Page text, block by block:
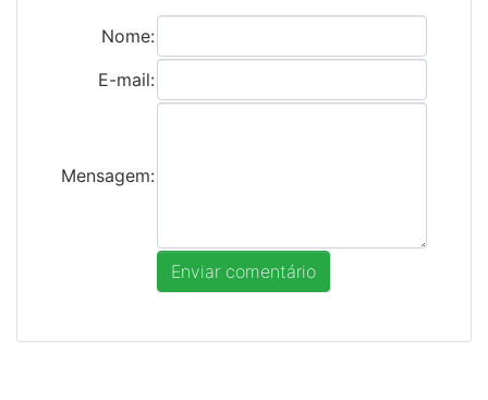
Nome:
E-mail:
Mensagem: